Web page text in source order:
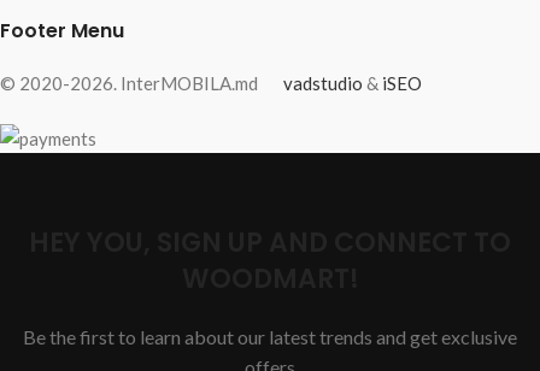
Footer Menu
© 2020-2026. InterMOBILA.md vadstudio & iSEO
Be the first to learn about our latest trends and get exclusive